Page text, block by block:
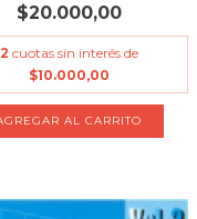
$20.000,00
2 cuotas sin interés de
$10.000,00